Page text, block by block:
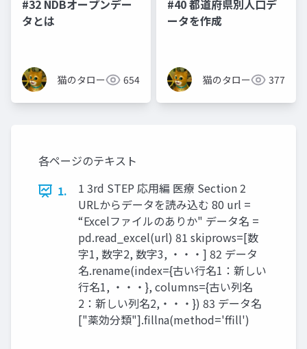
#32 NDBオープンデー
タとは
猫のタロー 654
#40 都道府県別人口デ
ータを作成
猫のタロー 377
各ページのテキスト
1.
1 3rd STEP 応用編 医療 Section 2
URLからデータを読み込む 80 url =
“Excelファイルのありか" データ名 =
pd.read_excel(url) 81 skiprows=[数
字1, 数字2, 数字3, ・・・] 82 データ
名.rename(index={古い行名1：新しい
行名1, ・・・}, columns={古い列名
2：新しい列名2,・・・}) 83 データ名
["薬効分類"].fillna(method='ffill')